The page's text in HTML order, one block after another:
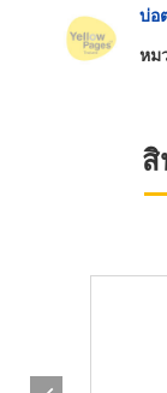
บ่อ
หม